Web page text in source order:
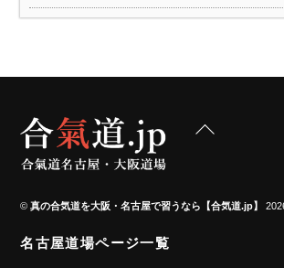
Back
©真の合気道を大阪・名古屋で習うなら【合気道.jp】
名古屋道場ページ一覧